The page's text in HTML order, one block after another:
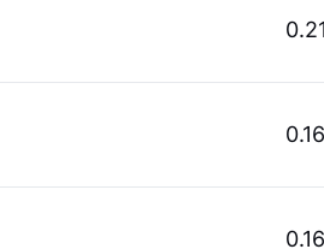
0.21
0.16
0.16